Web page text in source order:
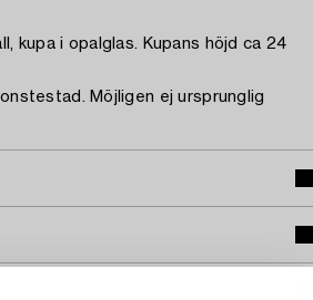
kupa i opalglas. Kupans höjd ca 24
Möjligen ej ursprunglig